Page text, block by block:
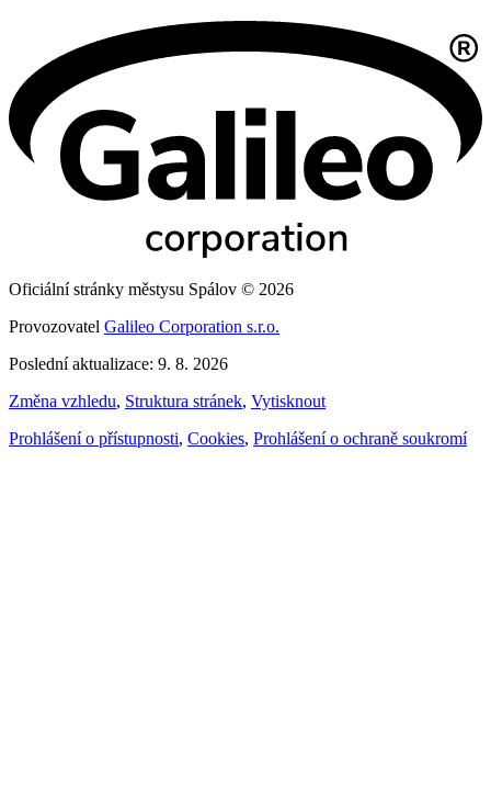
Oficiální stránky městysu Spálov © 2026
Provozovatel Galileo Corporation s.r.o.
Poslední aktualizace: 9. 8. 2026
Změna vzhledu, Struktura stránek, Vytisknout
Prohlášení o přístupnosti, Cookies, Prohlášení o ochraně soukromí